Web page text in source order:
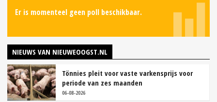
Er is momenteel geen poll beschikbaar.
NIEUWS VAN NIEUWEOOGST.NL
Tönnies pleit voor vaste varkensprijs voor
periode van zes maanden
06-08-2026